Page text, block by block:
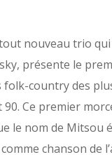
nouveau trio
présente le
country des
90. Ce premier
le nom de Mitsou
chanson de